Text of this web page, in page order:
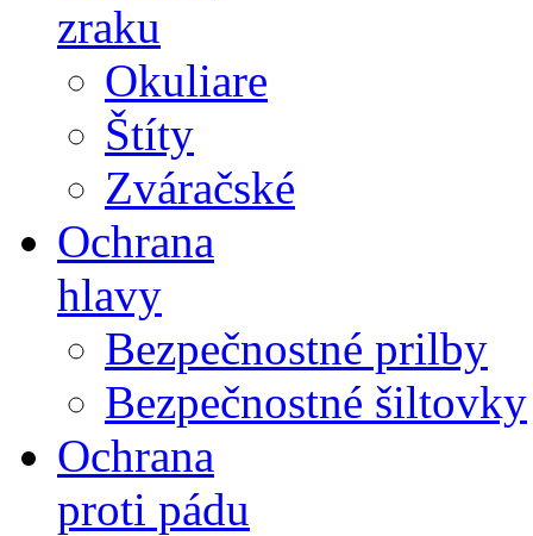
zraku
Okuliare
Štíty
Zváračské
Ochrana
hlavy
Bezpečnostné prilby
Bezpečnostné šiltovky
Ochrana
proti pádu